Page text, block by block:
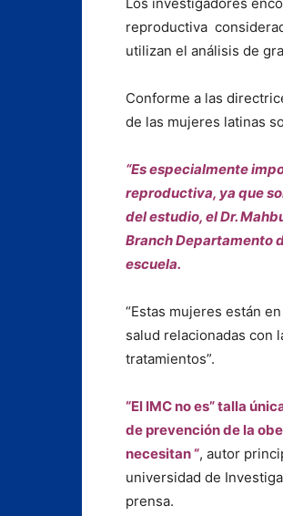
reproductiva
utilizan el análisis de
Conforme a las
de las mujeres latinas
“Es especialmente
reproductiva, ya que
del estudio, el Dr.
Branch Departamento
escuela.
“Estas mujeres están
salud relacionadas con
tratamientos”.
“El IMC no es” talla
de prevención de la
necesitan “, autor
universidad de
prensa.